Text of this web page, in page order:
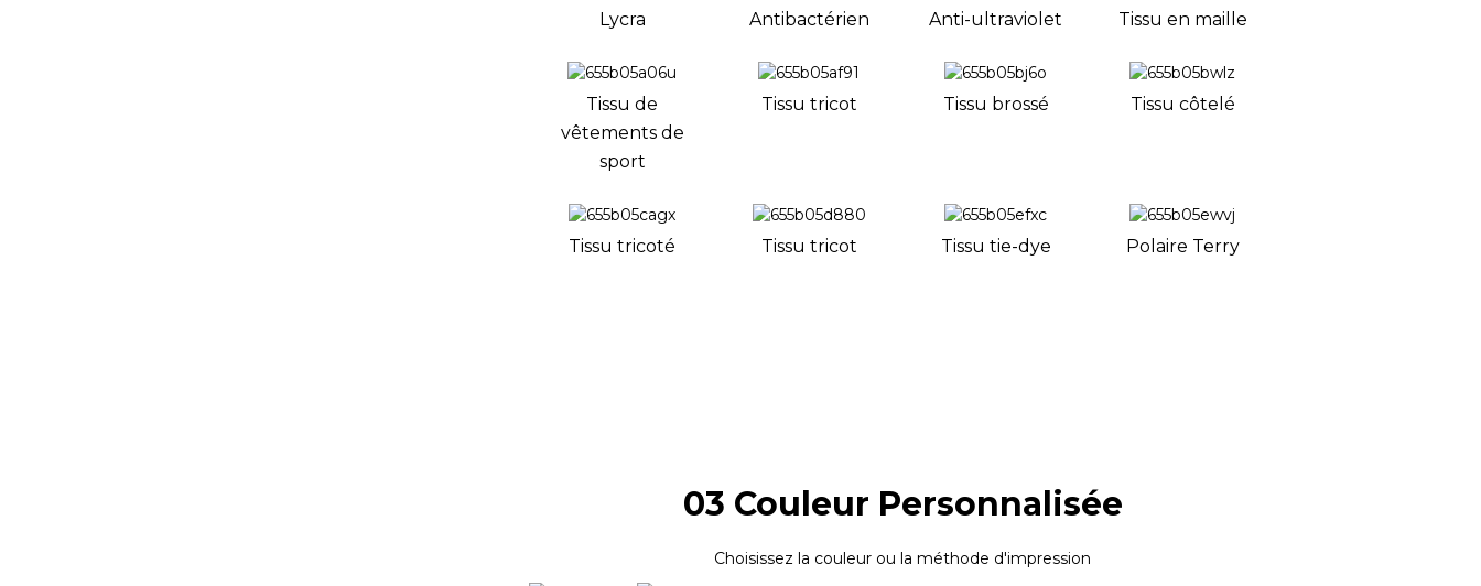
Lycra Antibactérien Anti-ultraviolet Tissu en maille
Tissu de
vêtements de
sport
Tissu tricot Tissu brossé Tissu côtelé
Tissu tricoté Tissu tricot Tissu tie-dye Polaire Terry
03 Couleur Personnalisée
Choisissez la couleur ou la méthode d'impression